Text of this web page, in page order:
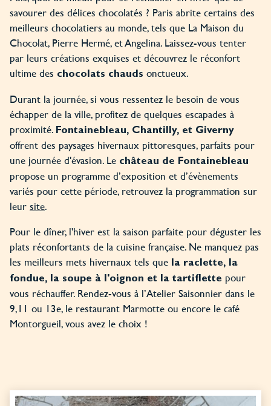
savourer des délices chocolatés ? Paris abrite certains des
meilleurs chocolatiers au monde, tels que La Maison du
Chocolat, Pierre Hermé, et Angelina. Laissez-vous tenter
par leurs créations exquises et découvrez le réconfort
ultime des chocolats chauds onctueux.
Durant la journée, si vous ressentez le besoin de vous
échapper de la ville, profitez de quelques escapades à
proximité. Fontainebleau, Chantilly, et Giverny
offrent des paysages hivernaux pittoresques, parfaits pour
une journée d'évasion. Le château de Fontainebleau
propose un programme d’exposition et d’évènements
variés pour cette période, retrouvez la programmation sur
leur site.
Pour le dîner, l'hiver est la saison parfaite pour déguster les
plats réconfortants de la cuisine française. Ne manquez pas
les meilleurs mets hivernaux tels que la raclette, la
fondue, la soupe à l'oignon et la tartiflette pour
vous réchauffer. Rendez-vous à l’Atelier Saisonnier dans le
9,11 ou 13e, le restaurant Marmotte ou encore le café
Montorgueil, vous avez le choix !